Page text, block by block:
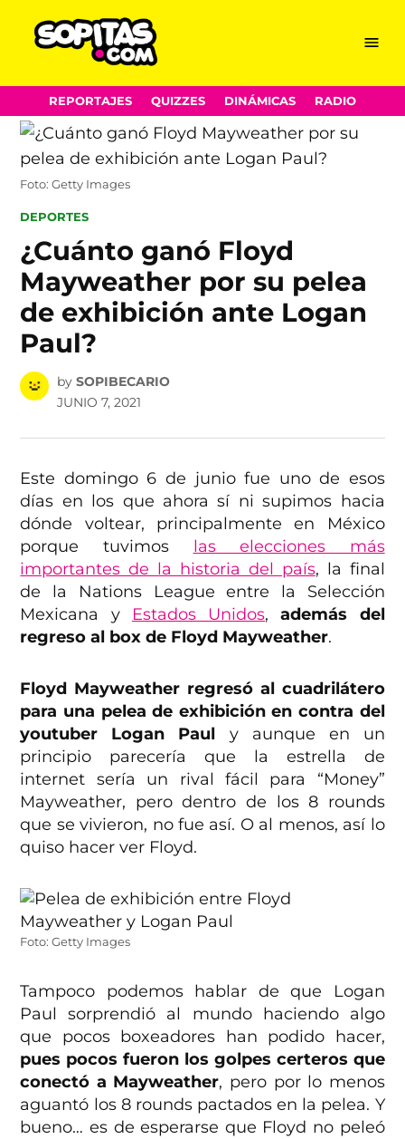
Skip
to
content
Menu
REPORTAJES QUIZZES DINÁMICAS RADIO
Foto: Getty Images
POSTED
DEPORTES
¿Cuánto ganó Floyd
Mayweather por su pelea
de exhibición ante Logan
Paul?
by SOPIBECARIO
JUNIO 7, 2021
Este domingo 6 de junio fue uno de esos
días en los que ahora sí ni supimos hacia
dónde voltear, principalmente en México
porque tuvimos las elecciones más
importantes de la historia del país, la final
de la Nations League entre la Selección
Mexicana y Estados Unidos,además del
regreso al box de Floyd Mayweather.
Floyd Mayweather regresó al cuadrilátero
para una pelea de exhibición en contra del
youtuber Logan Paul y aunque en un
principio parecería que la estrella de
internet sería un rival fácil para “Money”
Mayweather, pero dentro de los 8 rounds
que se vivieron, no fue así. O al menos, así lo
quiso hacer ver Floyd.
Foto: Getty Images
Tampoco podemos hablar de que Logan
Paul sorprendió al mundo haciendo algo
que pocos boxeadores han podido hacer,
pues pocos fueron los golpes certeros que
conectó a Mayweather, pero por lo menos
aguantó los 8 rounds pactados en la pelea. Y
bueno… es de esperarse que Floyd no peleó